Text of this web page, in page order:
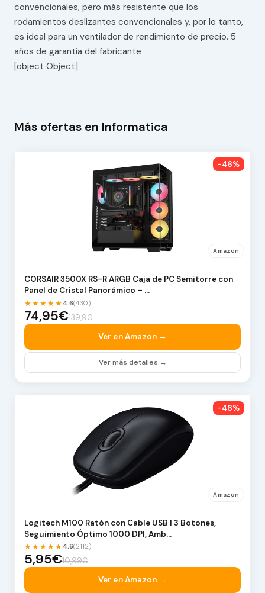
convencionales, pero más resistente que los
rodamientos deslizantes convencionales y, por lo tanto,
es ideal para un ventilador de rendimiento de precio. 5
años de garantía del fabricante
[object Object]
Más ofertas en Informatica
-46%
Amazon
CORSAIR 3500X RS-R ARGB Caja de PC Semitorre con
Panel de Cristal Panorámico – …
★★★★★ 4.6(430)
74,95€139,9€
Ver en Amazon →
Ver más detalles →
-46%
Amazon
Logitech M100 Ratón con Cable USB | 3 Botones,
Seguimiento Óptimo 1000 DPI, Amb…
★★★★★ 4.6(2112)
5,95€10,99€
Ver en Amazon →